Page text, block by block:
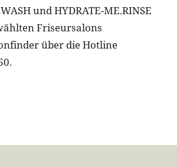
und HYDRATE-ME.RINSE
Friseursalons
über die Hotline